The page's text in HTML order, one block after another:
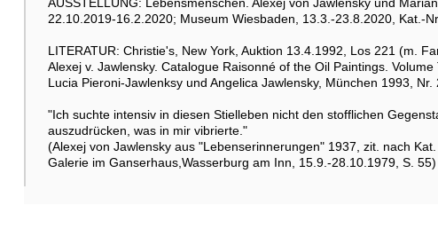
22.10.2019-16.2.2020; Museum Wiesbaden, 13.3.-23.8.2020, Kat.-
LITERATUR: Christie's, New York, Auktion 13.4.1992, Los 221 (m.
Alexej v. Jawlensky. Catalogue Raisonné of the Oil Paintings.
Lucia Pieroni-Jawlenksy und Angelica Jawlensky, München 1993, Nr.
"Ich suchte intensiv in diesen Stielleben nicht den stofflichen
auszudrücken, was in mir vibrierte."
(Alexej von Jawlensky aus "Lebenserinnerungen" 1937, zit. nach
Galerie im Ganserhaus,Wasserburg am Inn, 15.9.-28.10.1979, S. 55)